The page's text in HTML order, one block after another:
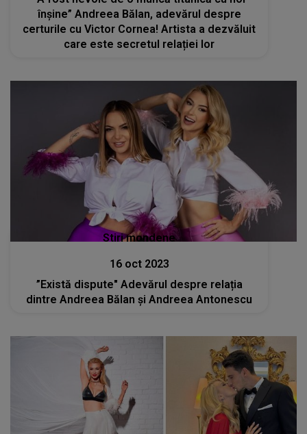
înșine” Andreea Bălan, adevărul despre
certurile cu Victor Cornea! Artista a dezvăluit
care este secretul relației lor
Stiri mondene
16 oct 2023
”Există dispute" Adevărul despre relația
dintre Andreea Bălan și Andreea Antonescu